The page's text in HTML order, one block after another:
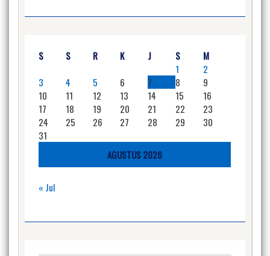
AGUSTUS 2026
S S R K J S
M
1
2
3
4 5 6 7 8
9
10
11 12 13 14 15
16
17
18 19 20 21 22
23
24
25 26 27 28 29
30
31
« Jul